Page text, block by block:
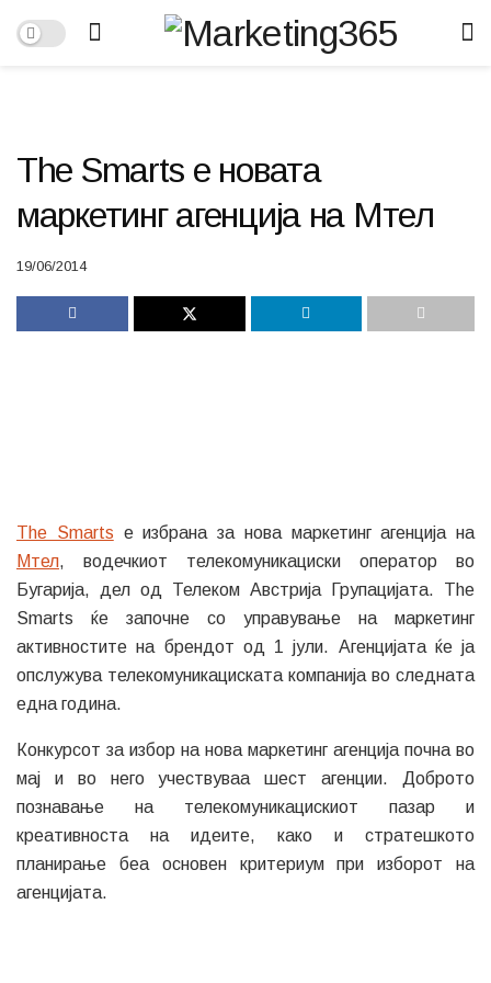
The Smarts е новата
маркетинг агенција на Мтел
19/06/2014
The Smarts е избрана за нова маркетинг агенција на
Mтел, водечкиот телекомуникациски оператор во
Бугарија, дел од Телеком Австрија Групацијата. The
Smarts ќе започне со управување на маркетинг
активностите на брендот од 1 јули. Агенцијата ќе ја
опслужува телекомуникациската компанија во следната
една година.
Конкурсот за избор на нова маркетинг агенција почна во
мај и во него учествуваа шест агенции. Доброто
познавање на телекомуникацискиот пазар и
креативноста на идеите, како и стратешкото
планирање беа основен критериум при изборот на
агенцијата.